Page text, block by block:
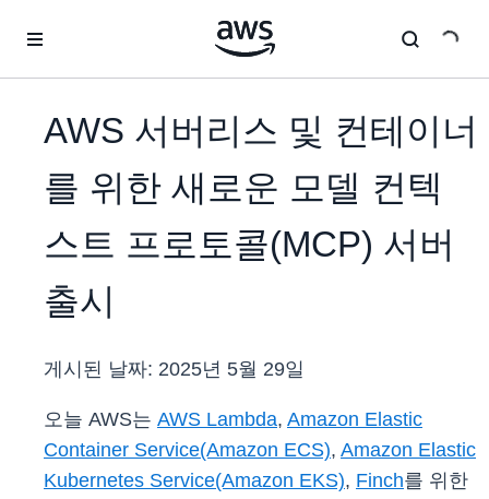
AWS 서버리스 및 컨테이너
를 위한 새로운 모델 컨텍
스트 프로토콜(MCP) 서버
출시
게시된 날짜: 2025년 5월 29일
오늘 AWS는 AWS Lambda, Amazon Elastic
Container Service(Amazon ECS), Amazon Elastic
Kubernetes Service(Amazon EKS), Finch를 위한